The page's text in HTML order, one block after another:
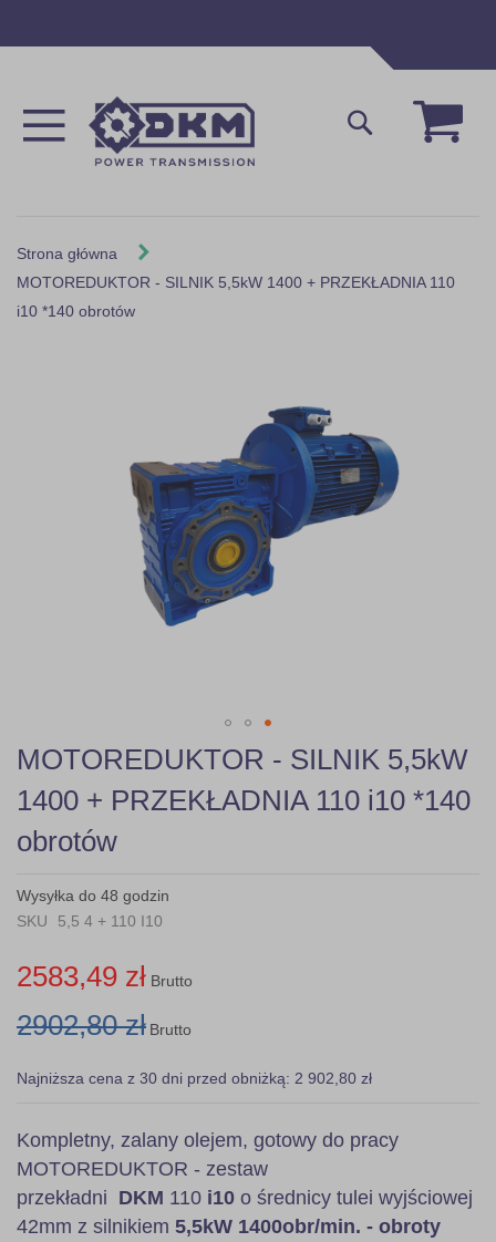
Mój
Szukaj
Strona główna
MOTOREDUKTOR - SILNIK 5,5kW 1400 + PRZEKŁADNIA 110
i10 *140 obrotów
Skip
to
the
beginning
of
the
gallery
MOTOREDUKTOR - SILNIK 5,5kW
1400 + PRZEKŁADNIA 110 i10 *140
obrotów
Wysyłka do 48 godzin
SKU
5,5 4 + 110 I10
2583,49 zł Brutto
2902,80 zł Brutto
Najniższa cena z 30 dni przed obniżką: 2 902,80 zł
Kompletny, zalany olejem, gotowy do pracy
MOTOREDUKTOR - zestaw
przekładni DKM 110 i10 o średnicy tulei wyjściowej
42mm z silnikiem 5,5kW 1400obr/min. - obroty